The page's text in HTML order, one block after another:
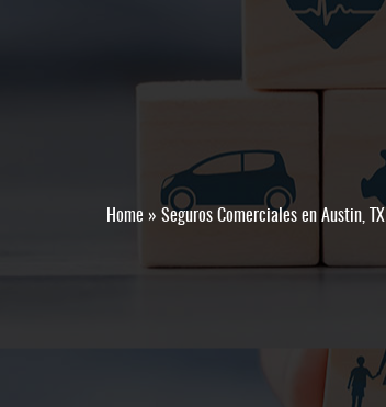
Home » Seguros Comerciales en Austin, TX